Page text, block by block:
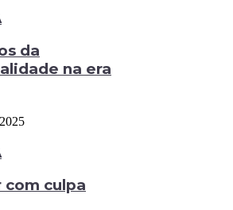
da
na era
com culpa